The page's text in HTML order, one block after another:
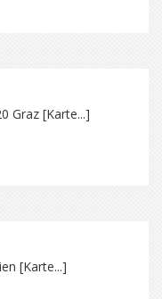
Graz [Karte...]
[Karte...]